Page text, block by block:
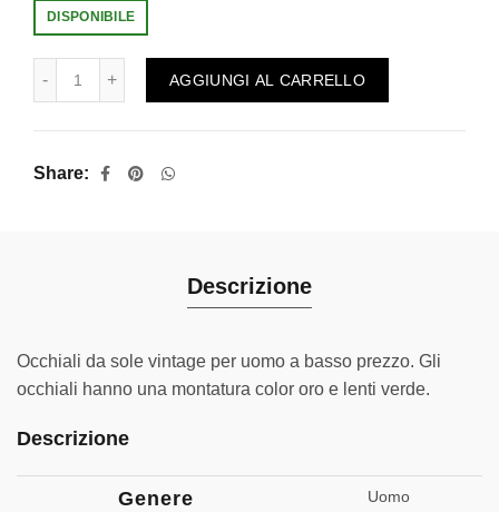
DISPONIBILE
AGGIUNGI AL CARRELLO
Share
Descrizione
Occhiali da sole vintage per uomo a basso prezzo. Gli
occhiali hanno una montatura color oro e lenti verde.
Descrizione
Genere Uomo